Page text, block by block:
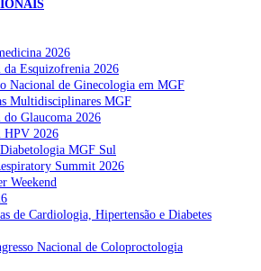
os médicos de que precisa? 6 de Agosto,
representados na 79.ª World Health
2026
Portugal promove formação internacional
reprodutiva 6 de Agosto, 2026
do Pacto Estratégico para a
2026
Esquizofrenia 2026
Nacional de Ginecologia em MGF
Multidisciplinares MGF
Glaucoma 2026
HPV 2026
Diabetologia MGF Sul
Summit 2026
Weekend
de Cardiologia, Hipertensão e Diabetes
Nacional de Coloproctologia